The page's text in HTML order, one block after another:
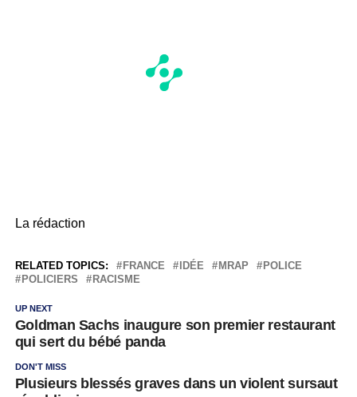
La rédaction
RELATED TOPICS: FRANCE IDÉE MRAP
POLICE
POLICIERS
RACISME
UP NEXT
Goldman Sachs inaugure son premier restaurant
qui sert du bébé panda
DON'T MISS
Plusieurs blessés graves dans un violent sursaut